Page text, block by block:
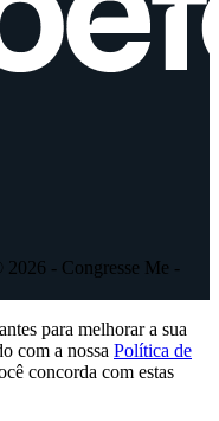
- Congresse Me -
para melhorar a sua
com a nossa Política de
concorda com estas